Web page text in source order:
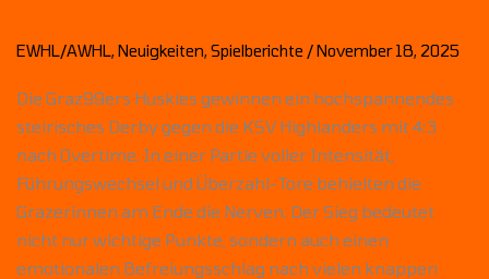
EWHL/AWHL,Neuigkeiten,Spielberichte /November 18, 2025
Die Graz99ers Huskies gewinnen ein hochspannendes
steirisches Derby gegen die KSV Highlanders mit 4:3
nach Overtime. In einer Partie voller Intensität,
Führungswechsel und Überzahl-Tore behielten die
Grazerinnen am Ende die Nerven. Der Sieg bedeutet
nicht nur wichtige Punkte, sondern auch einen
emotionalen Befreiungsschlag nach vielen knappen